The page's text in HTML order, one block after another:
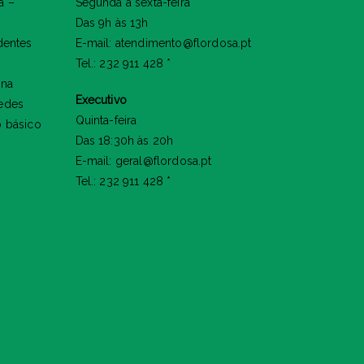
básico
Das 9h às 13h
E-mail: atendimento@flordosa.pt
Tel.: 232 911 428 *
Executivo
Quinta-feira
Das 18:30h às 20h
E-mail: geral@flordosa.pt
Tel.: 232 911 428 *